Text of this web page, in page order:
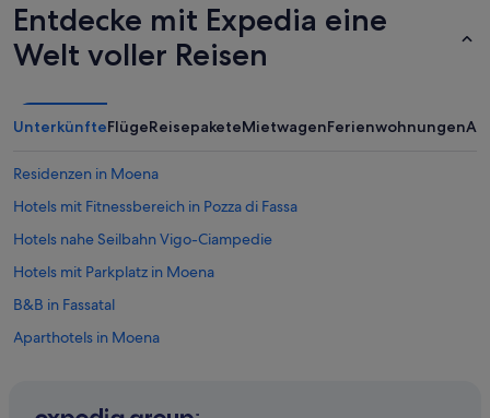
Entdecke mit Expedia eine
Welt voller Reisen
UnterkünfteFlügeReisepaketeMietwagenFerienwohnungen
Residenzen in Moena
Hotels mit Fitnessbereich in Pozza di Fassa
Hotels nahe Seilbahn Vigo-Ciampedie
Hotels mit Parkplatz in Moena
B&B in Fassatal
Aparthotels in Moena